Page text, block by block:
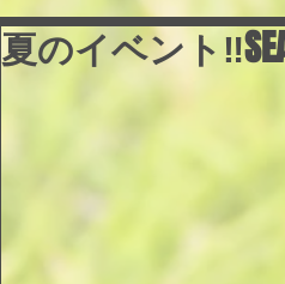
夏のイベント‼︎SEA